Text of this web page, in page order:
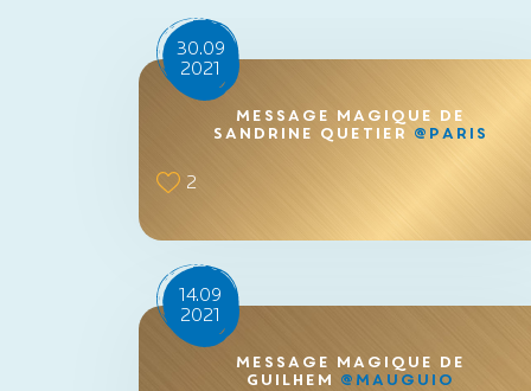
30.09
2021
Message magique de
Sandrine Quetier @Paris
2
14.09
2021
Message magique de
Guilhem @Mauguio